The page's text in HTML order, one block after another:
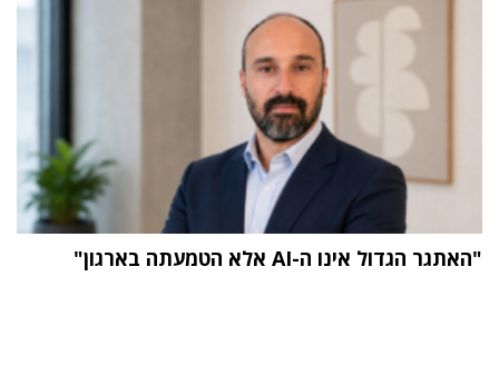
"האתגר הגדול אינו ה-AI אלא הטמעתה בארגון"